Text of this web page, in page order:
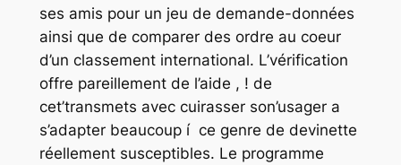
ses amis pour un jeu de demande-données
ainsi que de comparer des ordre au coeur
d’un classement international. L’vérification
offre pareillement de l’aide , ! de
cet’transmets avec cuirasser son’usager a
s’adapter beaucoup í ce genre de devinette
réellement susceptibles. Le programme